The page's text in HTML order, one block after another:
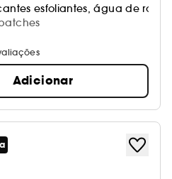
esfoliantes, água de rosas,
Adicionar